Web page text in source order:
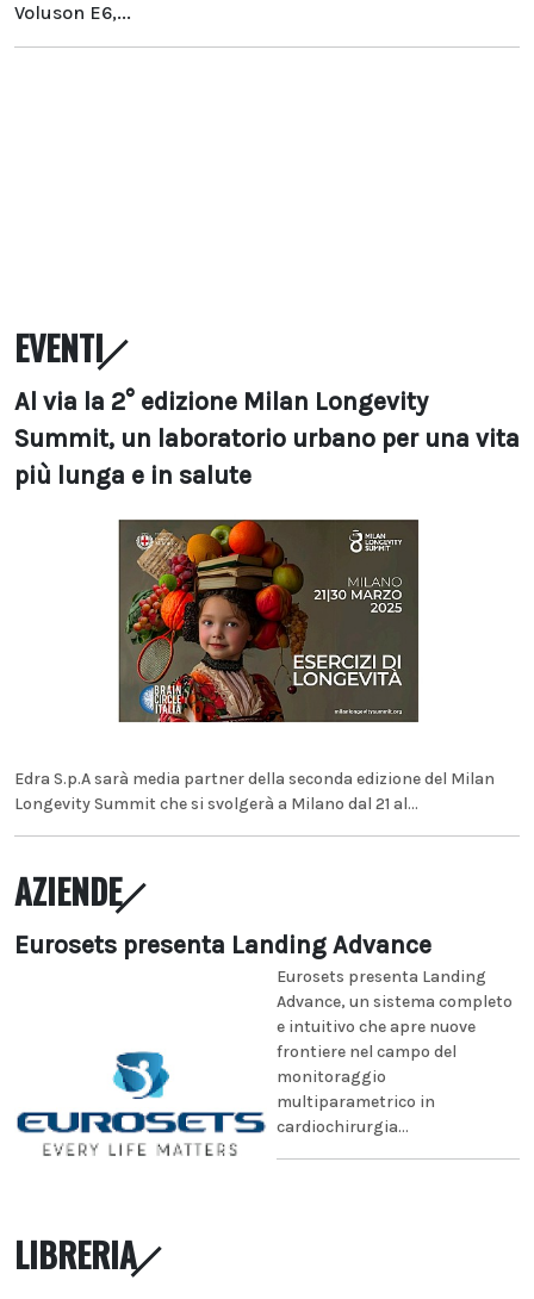
Voluson E6,...
EVENTI
Al via la 2° edizione Milan Longevity
Summit, un laboratorio urbano per una vita
più lunga e in salute
Edra S.p.A sarà media partner della seconda edizione del Milan
Longevity Summit che si svolgerà a Milano dal 21 al...
AZIENDE
Eurosets presenta Landing Advance
Eurosets presenta Landing
Advance, un sistema completo
e intuitivo che apre nuove
frontiere nel campo del
monitoraggio
multiparametrico in
cardiochirurgia...
LIBRERIA